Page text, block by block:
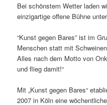
Bei schönstem Wetter laden
einzigartige offene Bühne
“Kunst gegen Bares” ist im
Menschen statt mit
Alles nach dem Motto von
und flieg damit!“
Mit „Kunst gegen Bares“
2007 in Köln eine